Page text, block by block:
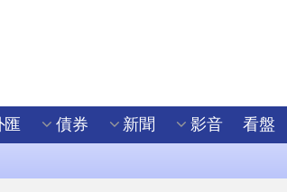
匯 債券 新聞 影音 看盤